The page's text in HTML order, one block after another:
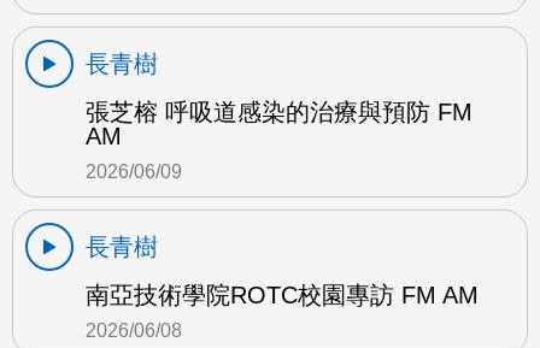
長青樹
張芝榕 呼吸道感染的治療與預防 FM
AM
2026/06/09
長青樹
南亞技術學院ROTC校園專訪 FM AM
2026/06/08